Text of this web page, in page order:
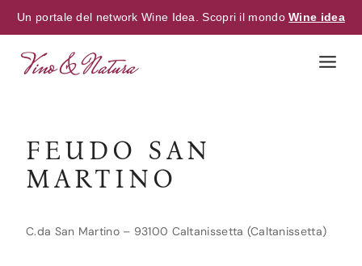
Un portale del network Wine Idea. Scopri il mondoWine idea
FEUDO SAN
MARTINO
C.da San Martino – 93100 Caltanissetta (Caltanissetta)